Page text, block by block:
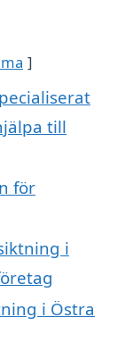
till
för
i
i Östra